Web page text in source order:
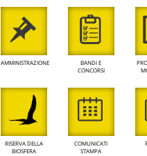
AMMINISTRAZIONE
BANDI E
CONCORSI
RISERVA DELLA
BIOSFERA
COMUNICATI
STAMPA